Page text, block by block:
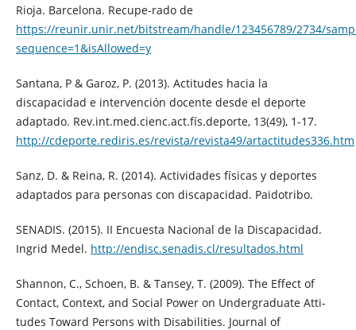
Rioja. Barcelona. Recupe-rado de
https://reunir.unir.net/bitstream/handle/123456789/2734/
sequence=1&isAllowed=y
Santana, P & Garoz, P. (2013). Actitudes hacia la
discapacidad e intervención docente desde el deporte
adaptado. Rev.int.med.cienc.act.fís.deporte, 13(49), 1-17.
http://cdeporte.rediris.es/revista/revista49/artactitudes336.htm
Sanz, D. & Reina, R. (2014). Actividades físicas y deportes
adaptados para personas con discapacidad. Paidotribo.
SENADIS. (2015). II Encuesta Nacional de la Discapacidad.
Ingrid Medel. http://endisc.senadis.cl/resultados.html
Shannon, C., Schoen, B. & Tansey, T. (2009). The Effect of
Contact, Context, and Social Power on Undergraduate Atti-
tudes Toward Persons with Disabilities. Journal of